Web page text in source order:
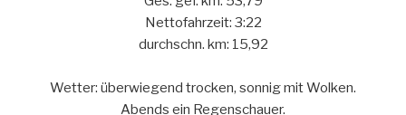
Nettofahrzeit: 3:22
durchschn. km: 15,92
Wetter: überwiegend trocken, sonnig mit Wolken.
Abends ein Regenschauer.